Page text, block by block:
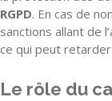
RGPD. En cas de
sanctions allant de
ce qui peut
Le rôle du